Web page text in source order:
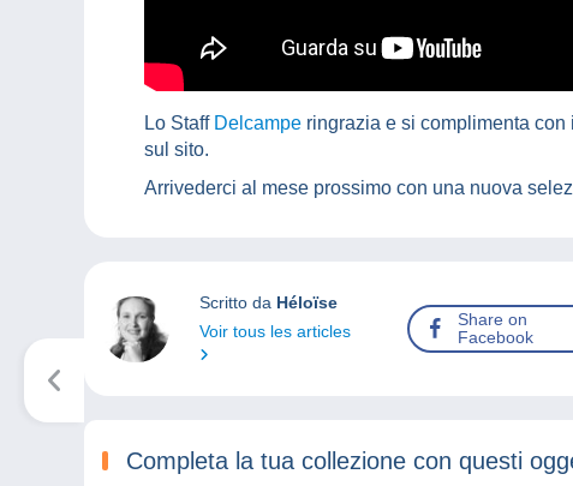
Lo Staff Delcampe ringrazia e si complimenta
sul sito.
Arrivederci al mese prossimo con una nuova
Scritto da Héloïse
Voir tous les articles
Share on
Facebook
Completa la tua collezione con questi